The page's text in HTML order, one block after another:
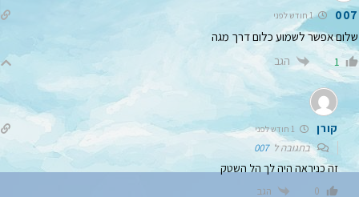
007 1 חודש לפני
שלום אפשר לשמוע כלום דרך מגה
1 הגב
קורן
בתגובה ל007
זה כניראה היה לך הל השטק
0 הגב